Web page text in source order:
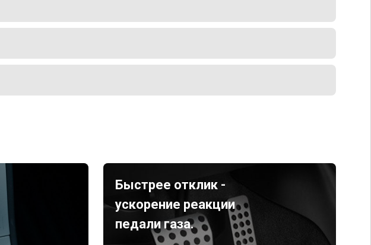
Быстрее отклик -
ускорение реакции
педали газа.